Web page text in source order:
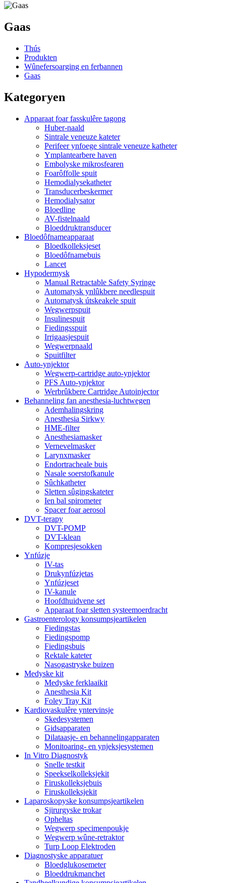
Gaas
Thús
Produkten
Wûnefersoarging en ferbannen
Gaas
Kategoryen
Apparaat foar fasskulêre tagong
Huber-naald
Sintrale veneuze kateter
Perifeer ynfoege sintrale veneuze katheter
Ymplantearbere haven
Embolyske mikrosfearen
Foarôffolle spuit
Hemodialysekatheter
Transducerbeskermer
Hemodialysator
Bloedline
AV-fistelnaald
Bloeddruktransducer
Bloedôfnameapparaat
Bloedkolleksjeset
Bloedôfnamebuis
Lancet
Hypodermysk
Manual Retractable Safety Syringe
Automatysk ynlûkbere needlespuit
Automatysk útskeakele spuit
Wegwerpspuit
Insulinespuit
Fiedingsspuit
Irrigaasjespuit
Wegwerpnaald
Spuitfilter
Auto-ynjektor
Wegwerp-cartridge auto-ynjektor
PFS Auto-ynjektor
Werbrûkbere Cartridge Autoinjector
Behanneling fan anesthesia-luchtwegen
Ademhalingskring
Anesthesia Sirkwy
HME-filter
Anesthesiamasker
Vernevelmasker
Larynxmasker
Endortracheale buis
Nasale soerstofkanule
Sûchkatheter
Sletten sûgingskateter
Ien bal spirometer
Spacer foar aerosol
DVT-terapy
DVT-POMP
DVT-klean
Kompresjesokken
Ynfúzje
IV-tas
Drukynfúzjetas
Ynfúzjeset
IV-kanule
Hoofdhuidvene set
Apparaat foar sletten systeemoerdracht
Gastroenterology konsumpsjeartikelen
Fiedingstas
Fiedingspomp
Fiedingsbuis
Rektale kateter
Nasogastryske buizen
Medyske kit
Medyske ferklaaikit
Anesthesia Kit
Foley Tray Kit
Kardiovaskulêre yntervinsje
Skedesystemen
Gidsapparaten
Dilataasje- en behannelingapparaten
Monitoaring- en ynjeksjesystemen
In Vitro Diagnostyk
Snelle testkit
Speekselkolleksjekit
Firuskolleksjebuis
Firuskolleksjekit
Laparoskopyske konsumpsjeartikelen
Sjirurgyske trokar
Opheltas
Wegwerp specimenpoukje
Wegwerp wûne-retraktor
Turp Loop Elektroden
Diagnostyske apparatuer
Bloedglukosemeter
Bloeddrukmanchet